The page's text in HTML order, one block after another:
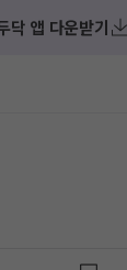
닥 앱 다운받기